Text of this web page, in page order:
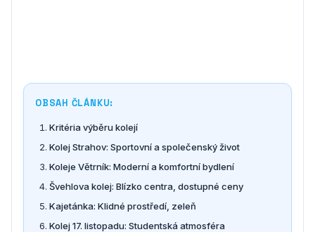
OBSAH ČLÁNKU:
Kritéria výběru kolejí
Kolej Strahov: Sportovní a společenský život
Koleje Větrník: Moderní a komfortní bydlení
Švehlova kolej: Blízko centra, dostupné ceny
Kajetánka: Klidné prostředí, zeleň
Kolej 17. listopadu: Studentská atmosféra